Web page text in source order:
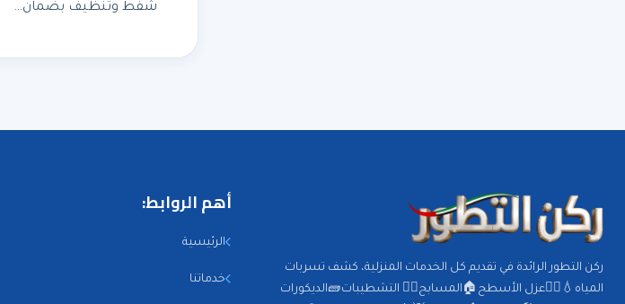
شفط وتنظيف بضمان…
ركن التطور الرائدة في تقديم كل الخدمات المنزلية، كشف تسربات
المياه💧🕵️‍♂️عزل الأسطح🏠المسابح🏊‍♂️ التشطيبات🧱الديكورات
أهم الروابط:
الرئيسية
خدماتنا